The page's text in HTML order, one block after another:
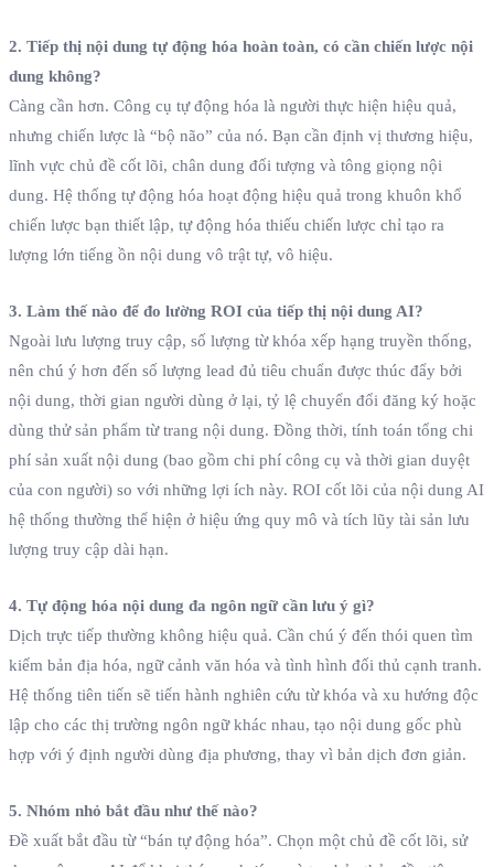
2. Tiếp thị nội dung tự động hóa hoàn toàn, có cần chiến lược nội
dung không?
Càng cần hơn. Công cụ tự động hóa là người thực hiện hiệu quả,
nhưng chiến lược là “bộ não” của nó. Bạn cần định vị thương hiệu,
lĩnh vực chủ đề cốt lõi, chân dung đối tượng và tông giọng nội
dung. Hệ thống tự động hóa hoạt động hiệu quả trong khuôn khổ
chiến lược bạn thiết lập, tự động hóa thiếu chiến lược chỉ tạo ra
lượng lớn tiếng ồn nội dung vô trật tự, vô hiệu.
3. Làm thế nào để đo lường ROI của tiếp thị nội dung AI?
Ngoài lưu lượng truy cập, số lượng từ khóa xếp hạng truyền thống,
nên chú ý hơn đến số lượng lead đủ tiêu chuẩn được thúc đẩy bởi
nội dung, thời gian người dùng ở lại, tỷ lệ chuyển đổi đăng ký hoặc
dùng thử sản phẩm từ trang nội dung. Đồng thời, tính toán tổng chi
phí sản xuất nội dung (bao gồm chi phí công cụ và thời gian duyệt
của con người) so với những lợi ích này. ROI cốt lõi của nội dung AI
hệ thống thường thể hiện ở hiệu ứng quy mô và tích lũy tài sản lưu
lượng truy cập dài hạn.
4. Tự động hóa nội dung đa ngôn ngữ cần lưu ý gì?
Dịch trực tiếp thường không hiệu quả. Cần chú ý đến thói quen tìm
kiếm bản địa hóa, ngữ cảnh văn hóa và tình hình đối thủ cạnh tranh.
Hệ thống tiên tiến sẽ tiến hành nghiên cứu từ khóa và xu hướng độc
lập cho các thị trường ngôn ngữ khác nhau, tạo nội dung gốc phù
hợp với ý định người dùng địa phương, thay vì bản dịch đơn giản.
5. Nhóm nhỏ bắt đầu như thế nào?
Đề xuất bắt đầu từ “bán tự động hóa”. Chọn một chủ đề cốt lõi, sử